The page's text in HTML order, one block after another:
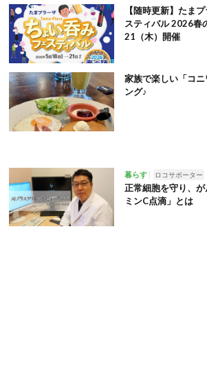
【随時更新】たま
スティバル 2026春
21（木）開催
家族で楽しい「コ
ング♪
暮らす ロコサポーター
正常細胞を守り、
ミンC点滴」とは